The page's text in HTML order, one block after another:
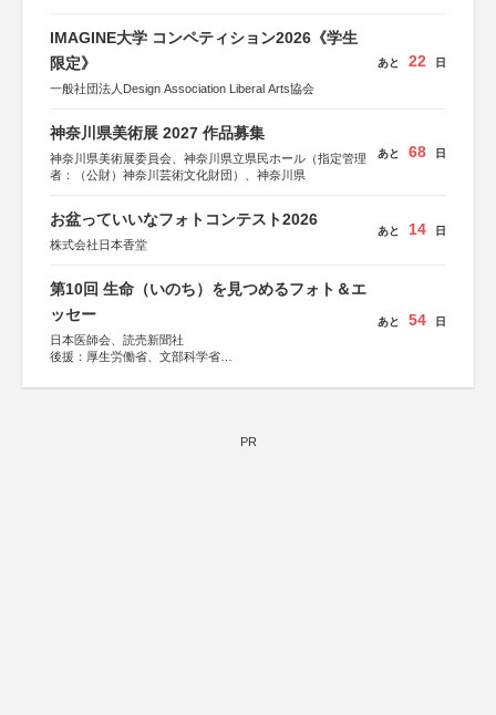
IMAGINE大学 コンペティション2026《学生
限定》
一般社団法人Design Association Liberal Arts協会
あと 22 日
神奈川県美術展 2027 作品募集
神奈川県美術展委員会、神奈川県立県民ホール（指定管理
者：（公財）神奈川芸術文化財団）、神奈川県
あと 68 日
お盆っていいなフォトコンテスト2026
株式会社日本香堂
あと 14 日
第10回 生命（いのち）を見つめるフォト＆エ
ッセー
日本医師会、読売新聞社
後援：厚生労働省、文部科学省
しん生命保険株式会社
あと 54 日
PR